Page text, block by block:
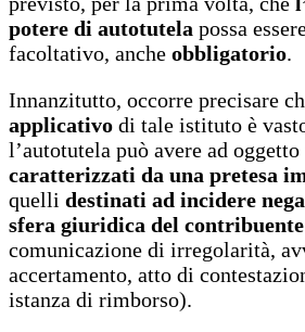
potere di autotutela possa
facoltativo, anche obbligatorio.
Innanzitutto, occorre precisare
applicativo di tale istituto è
l’autotutela può avere ad
caratterizzati da una pretesa
quelli destinati ad incidere
sfera giuridica del contribuente
comunicazione di irregolarità,
accertamento, atto di
istanza di rimborso).